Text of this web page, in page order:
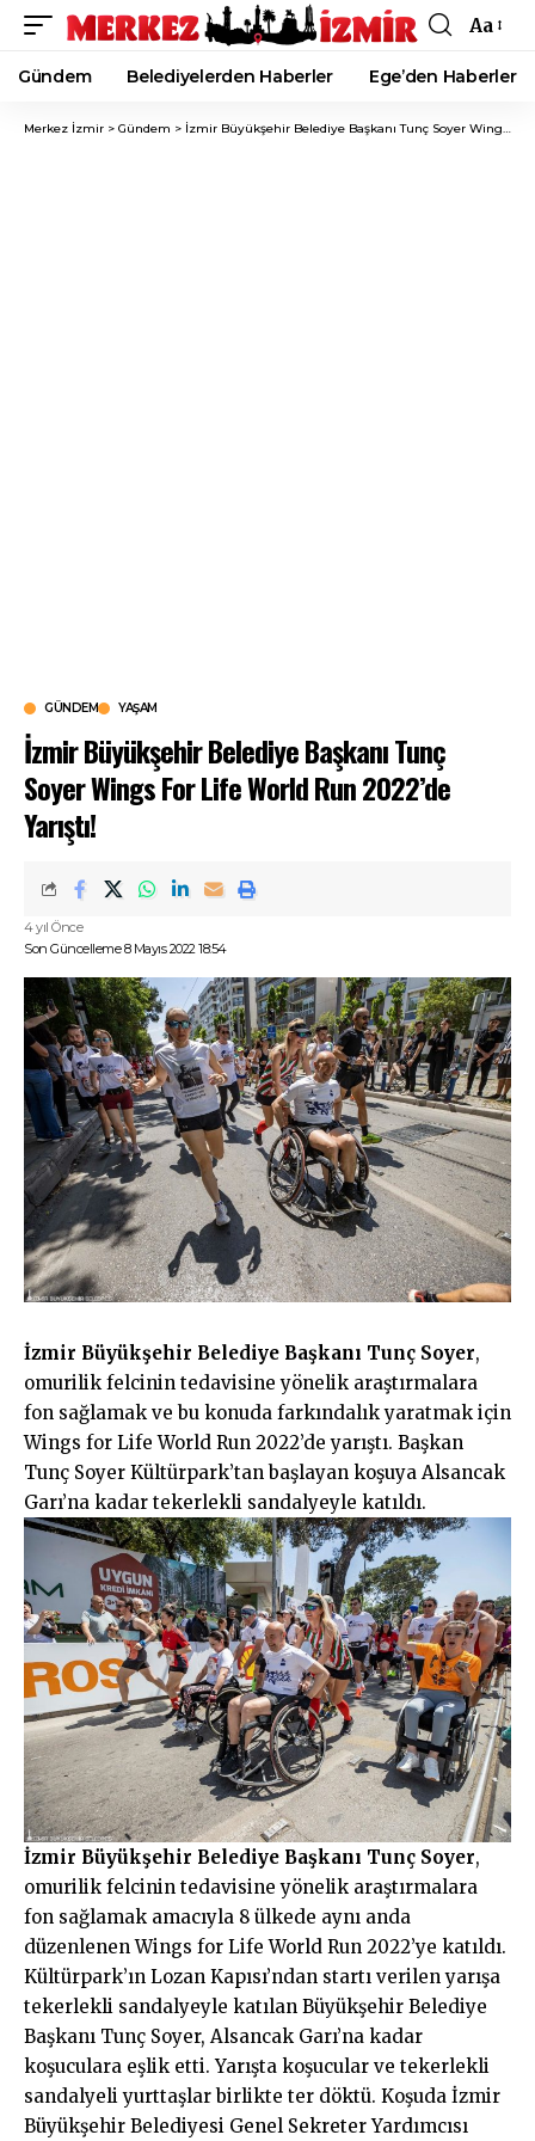
Font
Resizer
Aa
Gündem Belediyelerden Haberler Ege’den Haberler
Merkez İzmir > Gündem > İzmir Büyükşehir Belediye Başkanı Tunç Soyer Wings For Life World Run 2022’de Yarıştı!
GÜNDEM YAŞAM
İzmir Büyükşehir Belediye Başkanı Tunç
Soyer Wings For Life World Run 2022’de
Yarıştı!
Son Güncelleme 8 Mayıs 2022 18:54
4 yıl Önce
İzmir Büyükşehir Belediye Başkanı Tunç Soyer,
omurilik felcinin tedavisine yönelik araştırmalara
fon sağlamak ve bu konuda farkındalık yaratmak için
Wings for Life World Run 2022’de yarıştı. Başkan
Tunç Soyer Kültürpark’tan başlayan koşuya Alsancak
Garı’na kadar tekerlekli sandalyeyle katıldı.
İzmir Büyükşehir Belediye Başkanı Tunç Soyer,
omurilik felcinin tedavisine yönelik araştırmalara
fon sağlamak amacıyla 8 ülkede aynı anda
düzenlenen Wings for Life World Run 2022’ye katıldı.
Kültürpark’ın Lozan Kapısı’ndan startı verilen yarışa
tekerlekli sandalyeyle katılan Büyükşehir Belediye
Başkanı Tunç Soyer, Alsancak Garı’na kadar
koşuculara eşlik etti. Yarışta koşucular ve tekerlekli
sandalyeli yurttaşlar birlikte ter döktü. Koşuda İzmir
Büyükşehir Belediyesi Genel Sekreter Yardımcısı